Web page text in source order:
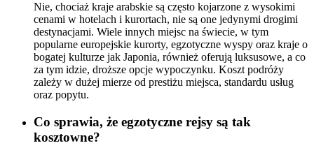
Nie, chociaż kraje arabskie są często kojarzone z wysokimi
cenami w hotelach i kurortach, nie są one jedynymi drogimi
destynacjami. Wiele innych miejsc na świecie, w tym
popularne europejskie kurorty, egzotyczne wyspy oraz kraje o
bogatej kulturze jak Japonia, również oferują luksusowe, a co
za tym idzie, droższe opcje wypoczynku. Koszt podróży
zależy w dużej mierze od prestiżu miejsca, standardu usług
oraz popytu.
Co sprawia, że egzotyczne rejsy są tak
kosztowne?